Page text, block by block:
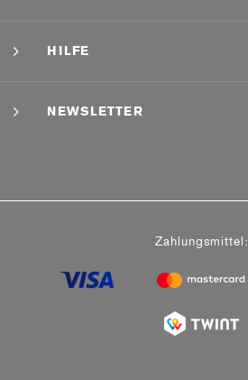
HILFE
NEWSLETTER
Zahlungsmittel: